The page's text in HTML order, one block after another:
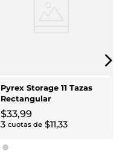
Pyrex Storage 11 Tazas
Rectangular
$33,99
3 cuotas de $11,33